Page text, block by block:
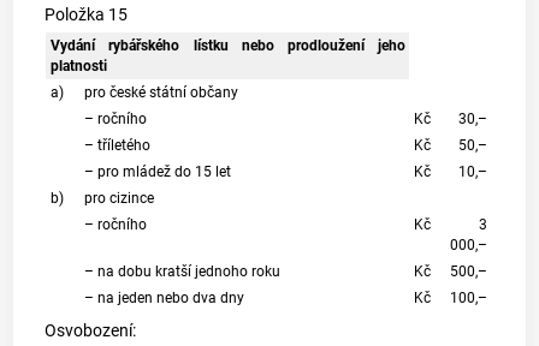
Položka 15
Vydání rybářského lístku nebo prodloužení jeho
platnosti
a)
pro české státní občany
– ročního
Kč
30,–
– tříletého
Kč
50,–
– pro mládež do 15 let
Kč
10,–
b)
pro cizince
– ročního
Kč
3
000,–
– na dobu kratší jednoho roku
Kč
500,–
– na jeden nebo dva dny
Kč 100,–
Osvobození: